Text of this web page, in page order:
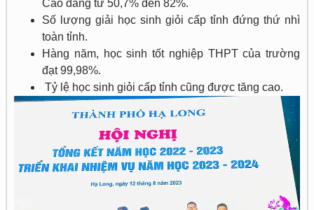
Cao đẳng từ 50,7% đến 82%.
Số lượng giải học sinh giỏi cấp tỉnh đứng thứ nhì
toàn tỉnh.
Hàng năm, học sinh tốt nghiệp THPT của trường
đạt 99,98%.
Tỷ lệ học sinh giỏi cấp tỉnh cũng được tăng cao.